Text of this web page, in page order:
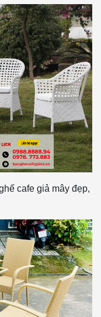
cafe giả mây đẹp,